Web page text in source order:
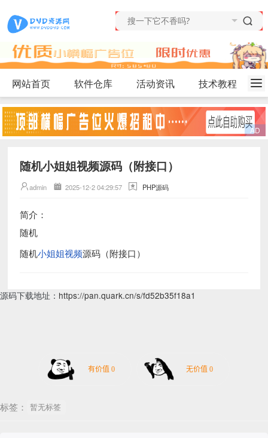
网站首页 软件仓库 活动资讯 技术教程
随机小姐姐视频源码（附接口）
admin 2025-12-2 04:29:57 PHP源码
简介：
随机
随机小姐姐视频源码（附接口）
源码下载地址： https://pan.quark.cn/s/fd52b35f18a1
标签： 暂无标签